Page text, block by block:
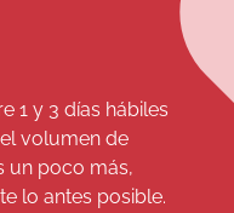
1 y 3 días hábiles
volumen de
un poco más,
lo antes posible.